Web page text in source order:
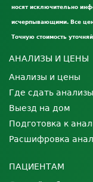
носят исключительно
исчерпывающими. Все
Точную стоимость
АНАЛИЗЫ И ЦЕНЫ
Анализы и цены
Где сдать анализы
Выезд на дом
Подготовка к
Расшифровка
ПАЦИЕНТАМ